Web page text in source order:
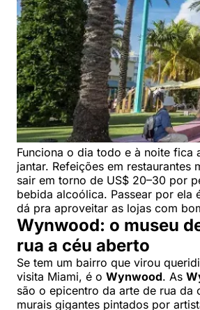
Funciona o dia todo e à noite fica
jantar. Refeições em restaurantes
sair em torno de US$ 20–30 por
bebida alcoólica. Passear por ela
dá pra aproveitar as lojas com
Wynwood: o museu
rua a céu aberto
Se tem um bairro que virou
visita Miami, é o Wynwood. As
são o epicentro da arte de rua da
murais gigantes pintados por